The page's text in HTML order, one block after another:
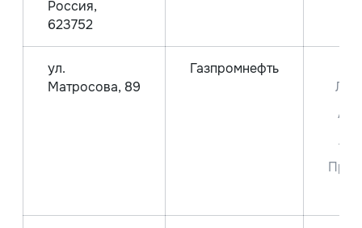
Россия,
623752
ул.
Матросова, 89
Газпромнефть